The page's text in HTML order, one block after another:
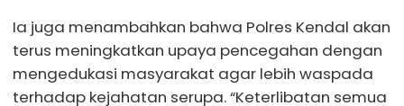
Ia juga menambahkan bahwa Polres Kendal akan
terus meningkatkan upaya pencegahan dengan
mengedukasi masyarakat agar lebih waspada
terhadap kejahatan serupa. “Keterlibatan semua